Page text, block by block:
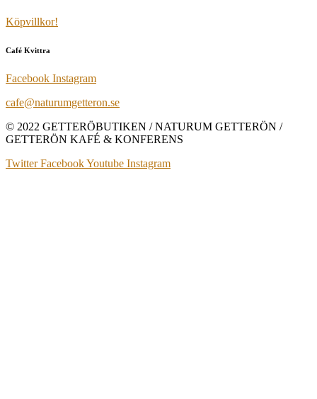
Köpvillkor!
Café Kvittra
Facebook Instagram
cafe@naturumgetteron.se
© 2022 GETTERÖBUTIKEN / NATURUM GETTERÖN /
GETTERÖN KAFÉ & KONFERENS
Twitter FacebookYoutube Instagram